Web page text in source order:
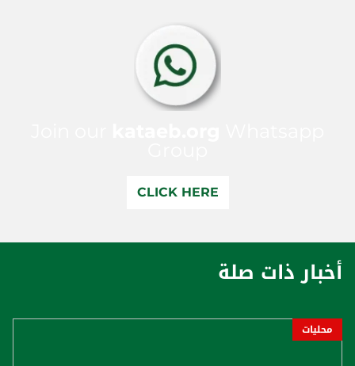
CLICK HERE
أخبار ذات صلة
محليات